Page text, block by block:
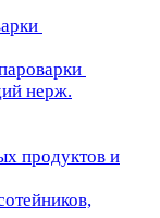
нерж.
продуктов и